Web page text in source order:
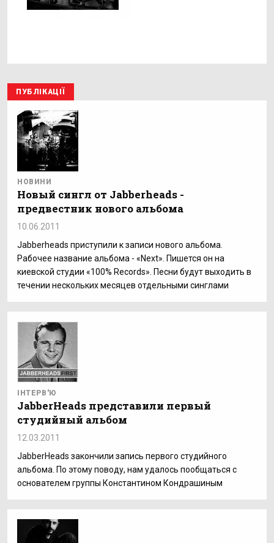
ПУБЛІКАЦІЇ
НОВИНИ
Новый сингл от Jabberheads -
предвестник нового альбома
10.06.2011
Jabberheads приступили к записи нового альбома.
Рабочее название альбома - «Next». Пишется он на
киевской студии «100% Records». Песни будут выходить в
течении нескольких месяцев отдельными синглами
ІНТЕРВ'Ю
JabberHeads представили первый
студийный альбом
12.03.2011
JabberHeads закончили запись первого студийного
альбома. По этому поводу, нам удалось пообщаться с
основателем группы Константином Кондрашиным